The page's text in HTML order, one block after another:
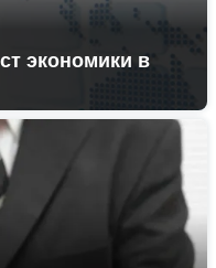
экономики в